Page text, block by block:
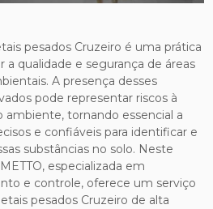
pesados Cruzeiro é uma prática
a qualidade e segurança de áreas
A presença desses
pode representar riscos à
ambiente, tornando essencial a
e confiáveis para identificar e
substâncias no solo. Neste
especializada em
e controle, oferece um serviço
pesados Cruzeiro de alta